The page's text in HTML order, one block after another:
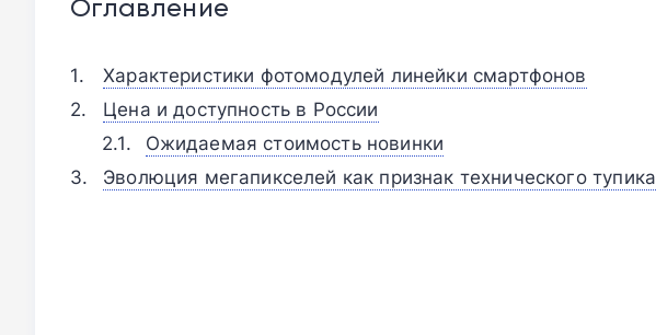
Оглавление
Характеристики фотомодулей линейки смартфонов
Цена и доступность в России
Ожидаемая стоимость новинки
Эволюция мегапикселей как признак технического тупика